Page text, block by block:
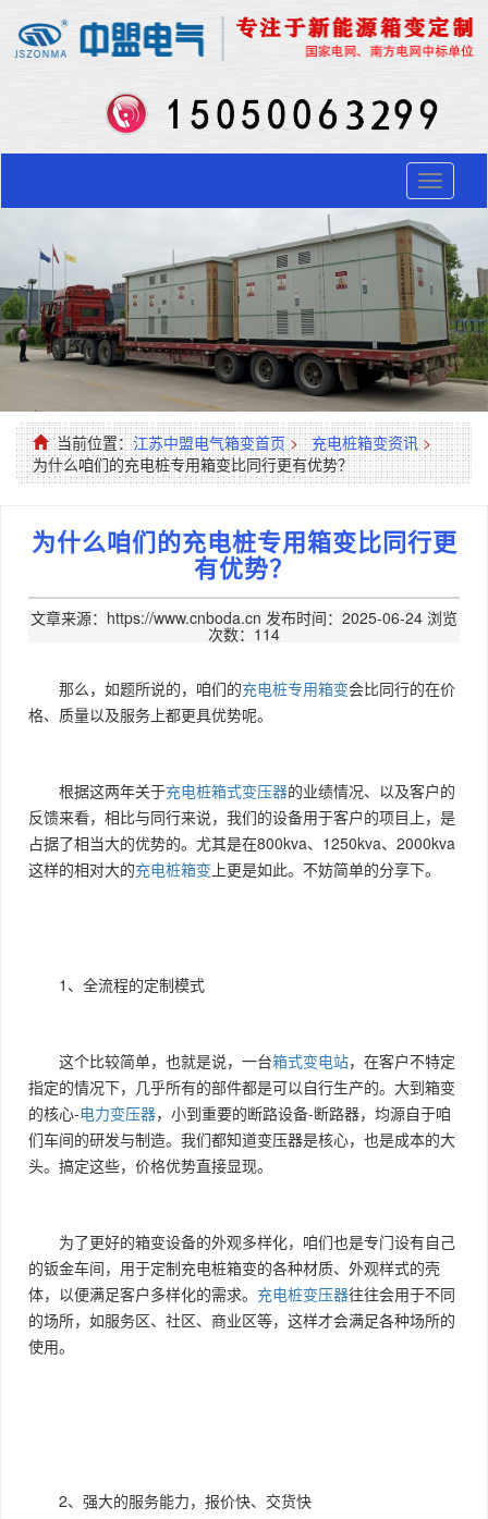
Toggle
当前位置：江苏中盟电气箱变首页 > 充电桩箱变资讯 >
为什么咱们的充电桩专用箱变比同行更有优势？
为什么咱们的充电桩专用箱变比同行更
有优势？
文章来源：https://www.cnboda.cn 发布时间：2025-06-24 浏览
次数：114
那么，如题所说的，咱们的充电桩专用箱变会比同行的在价
格、质量以及服务上都更具优势呢。
根据这两年关于充电桩箱式变压器的业绩情况、以及客户的
反馈来看，相比与同行来说，我们的设备用于客户的项目上，是
占据了相当大的优势的。尤其是在800kva、1250kva、2000kva
这样的相对大的充电桩箱变 上更是如此。不妨简单的分享下。
1、全流程的定制模式
这个比较简单，也就是说，一台箱式变电站，在客户不特定
指定的情况下，几乎所有的部件都是可以自行生产的。大到箱变
的核心-电力变压器，小到重要的断路设备-断路器，均源自于咱
们车间的研发与制造。我们都知道变压器是核心，也是成本的大
头。搞定这些，价格优势直接显现。
为了更好的箱变设备的外观多样化，咱们也是专门设有自己
的钣金车间，用于定制充电桩箱变的各种材质、外观样式的壳
体，以便满足客户多样化的需求。 充电桩变压器往往会用于不同
的场所，如服务区、社区、商业区等，这样才会满足各种场所的
使用。
2、强大的服务能力，报价快、交货快